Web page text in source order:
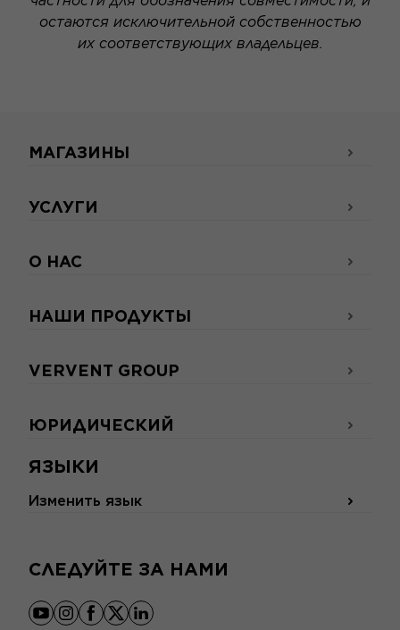
остаются исключительной собственностью
их соответствующих владельцев.
ЯЗЫКИ
Изменить язык
СЛЕДУЙТЕ ЗА НАМИ
youtube
instagram
facebook
x linkedin
МАГАЗИНЫ
УСЛУГИ
О НАС
НАШИ ПРОДУКТЫ
VERVENT GROUP
ЮРИДИЧЕСКИЙ